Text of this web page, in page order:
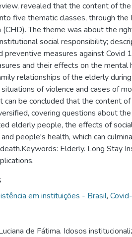
revealed that the content of
five thematic classes, through the
(CHD). The theme was about the
social responsibility;
preventive measures against Covid
and their effects on the mental
relationships of the elderly
of violence and cases of
can be concluded that the content
covering questions about
elderly people, the effects of
people's health, which can
Elderly. Long Stay
em instituições - Brasil,
de Fátima. Idosos